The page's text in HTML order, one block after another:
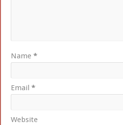
Name*
Email*
Website